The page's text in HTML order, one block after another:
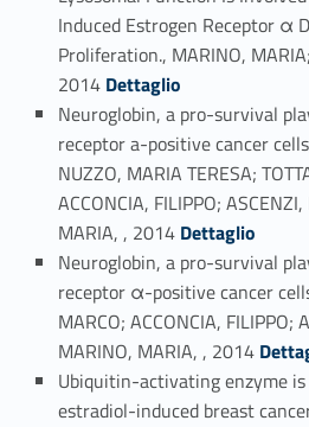
Induced Estrogen Receptor α
Proliferation., MARINO,
2014 Link identifier #identifier_person_39109-45
Dettaglio
Neuroglobin, a pro-survival
receptor a-positive cancer
NUZZO, MARIA TERESA;
ACCONCIA, FILIPPO;
MARIA, , 2014 Link identifier #identifier_person_86709-46
Dettaglio
Neuroglobin, a pro-survival
receptor α-positive cancer
MARCO; ACCONCIA, FILIPPO;
MARINO, MARIA, , 2014 Link identifier #identifier_person_5823-47
Ubiquitin-activating enzyme
estradiol-induced breast